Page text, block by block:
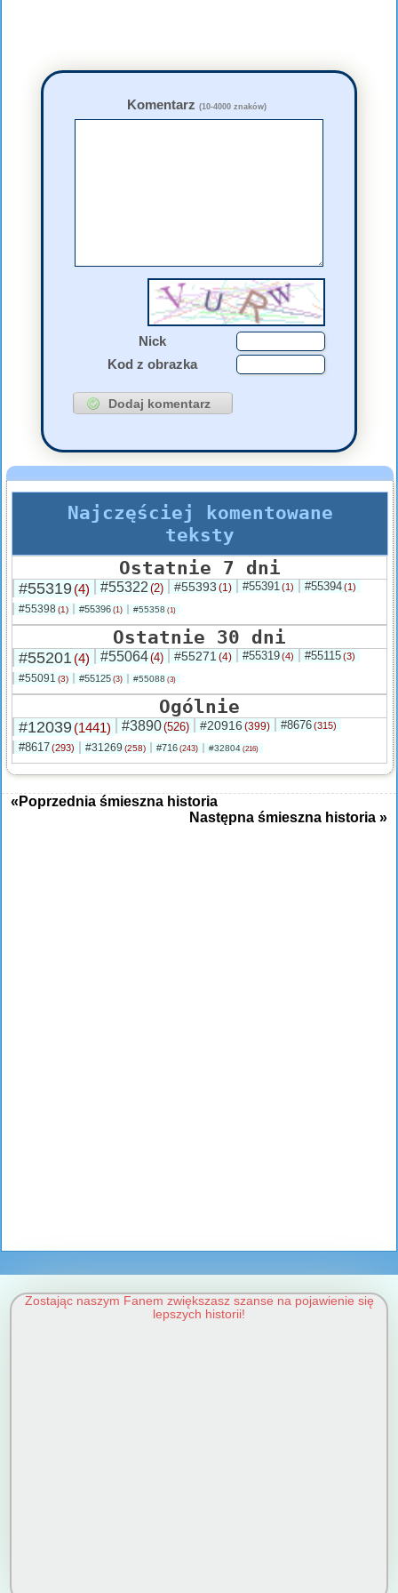
Komentarz (10-4000 znaków)
Nick
Kod z obrazka
Najczęściej komentowane
teksty
Ostatnie 7 dni
#55319(4) #55322 (2) #55393 (1) #55391(1) #55394(1)
#55398 (1) #55396 (1) #55358 (1)
Ostatnie 30 dni
#55201(4) #55064(4) #55271 (4) #55319(4) #55115(3)
#55091 (3) #55125 (3) #55088 (3)
Ogólnie
#12039(1441) #3890(526) #20916 (399) #8676(315)
#8617(293) #31269 (258) #716 (243) #32804 (216)
«Poprzednia śmieszna historia
Następna śmieszna historia »
Zostając naszym Fanem zwiększasz szanse na pojawienie się
lepszych historii!